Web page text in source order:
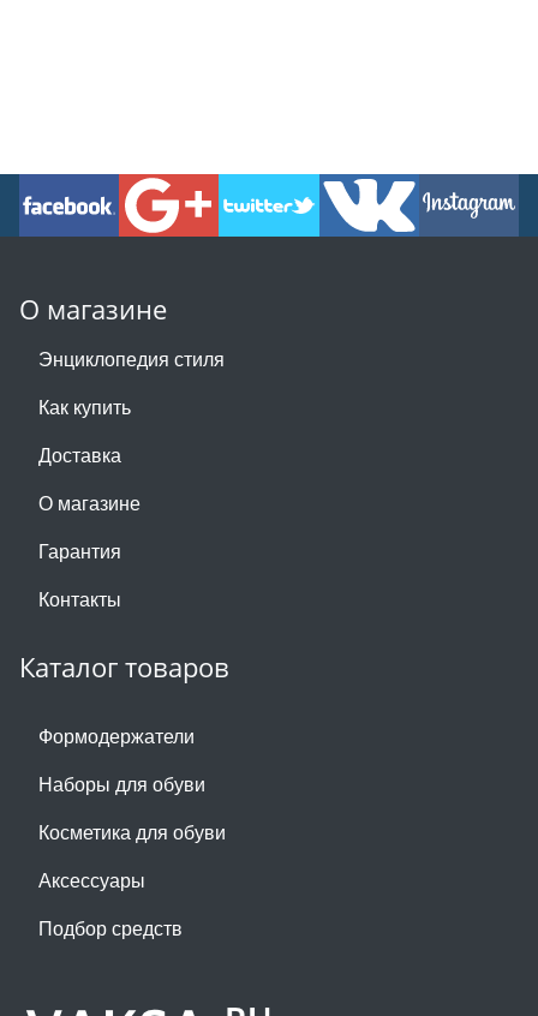
О магазине
Энциклопедия стиля
Как купить
Доставка
О магазине
Гарантия
Контакты
Каталог товаров
Формодержатели
Наборы для обуви
Косметика для обуви
Аксессуары
Подбор средств